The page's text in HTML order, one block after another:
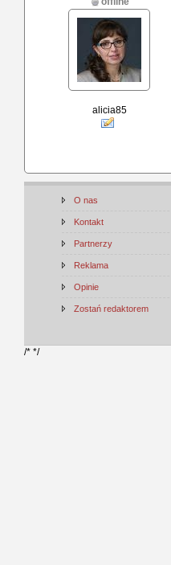
alicia85
O nas
Kontakt
Partnerzy
Reklama
Opinie
Zostań redaktorem
/* */